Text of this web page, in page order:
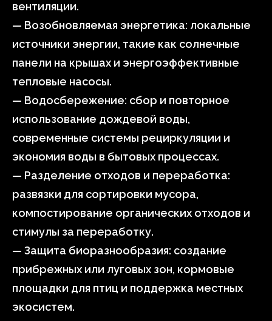
вентиляции.
— Возобновляемая энергетика: локальные
источники энергии, такие как солнечные
панели на крышах и энергоэффективные
тепловые насосы.
— Водосбережение: сбор и повторное
использование дождевой воды,
современные системы рециркуляции и
экономия воды в бытовых процессах.
— Разделение отходов и переработка:
развязки для сортировки мусора,
компостирование органических отходов и
стимулы за переработку.
— Защита биоразнообразия: создание
прибрежных или луговых зон, кормовые
площадки для птиц и поддержка местных
экосистем.